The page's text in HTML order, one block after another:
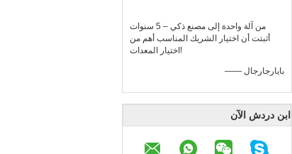
من آلة واحدة إلى مصنع ذكي – 5 سنوات
أثبتت أن اختيار الشريك المناسب أهم من
اختيار المعدات!
—— بايارجارجال
ابن دردش الآن